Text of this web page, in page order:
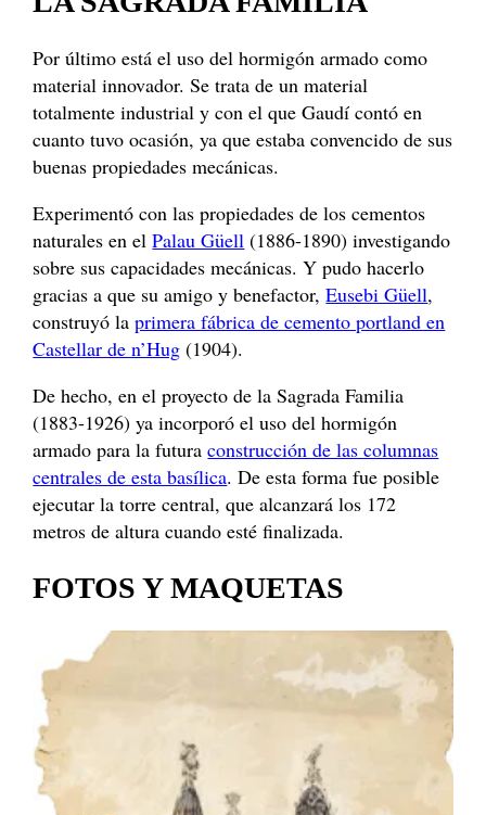
Por último está el uso del hormigón armado como
material innovador. Se trata de un material
totalmente industrial y con el que Gaudí contó en
cuanto tuvo ocasión, ya que estaba convencido de sus
buenas propiedades mecánicas.
Experimentó con las propiedades de los cementos
naturales en elPalau Güell (1886-1890) investigando
sobre sus capacidades mecánicas. Y pudo hacerlo
gracias a que su amigo y benefactor,Eusebi Güell,
construyó laprimera fábrica de cemento portland en
Castellar de n’Hug (1904).
De hecho, en el proyecto de la Sagrada Familia
(1883-1926) ya incorporó el uso del hormigón
armado para la futuraconstrucción de las columnas
centrales de esta basílica. De esta forma fue posible
ejecutar la torre central, que alcanzará los 172
metros de altura cuando esté finalizada.
FOTOS Y MAQUETAS